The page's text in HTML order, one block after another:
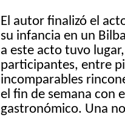
El autor finalizó el
su infancia en un
a este acto tuvo
participantes, entre
incomparables
el fin de semana con
gastronómico. Una